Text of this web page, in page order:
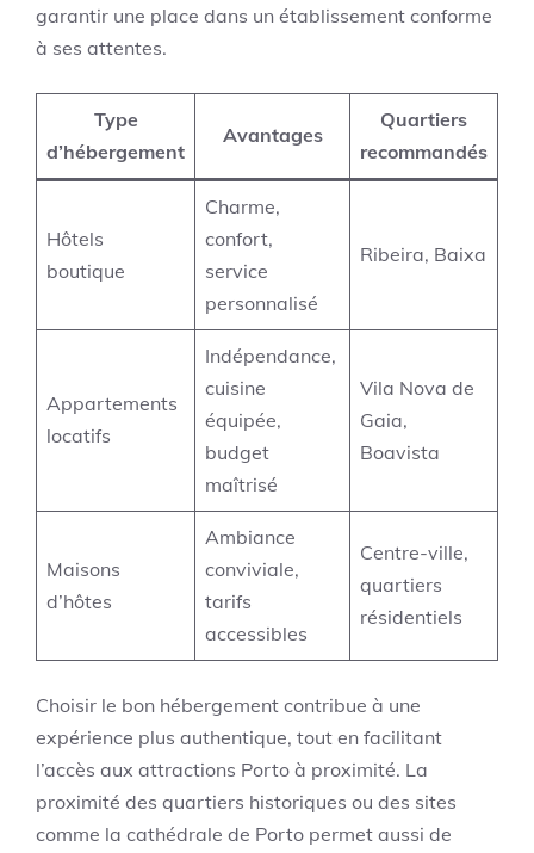
garantir une place dans un établissement conforme
à ses attentes.
Type
d’hébergement
Avantages
Quartiers
recommandés
Hôtels
boutique
Charme,
confort,
service
personnalisé
Ribeira, Baixa
Appartements
locatifs
Indépendance,
cuisine
équipée,
budget
maîtrisé
Vila Nova de
Gaia,
Boavista
Maisons
d’hôtes
Ambiance
conviviale,
tarifs
accessibles
Centre-ville,
quartiers
résidentiels
Choisir le bon hébergement contribue à une
expérience plus authentique, tout en facilitant
l’accès aux attractions Porto à proximité. La
proximité des quartiers historiques ou des sites
comme la cathédrale de Porto permet aussi de